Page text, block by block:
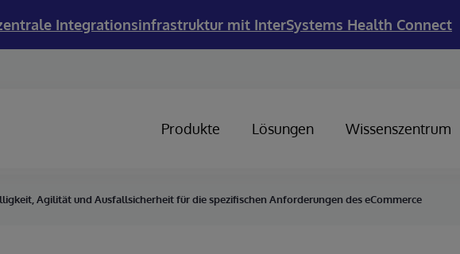
Integrationsinfrastruktur mit InterSystems Health Connect
Produkte Lösungen Wissenszentrum
Agilität und Ausfallsicherheit für die spezifischen Anforderungen des eCommerce